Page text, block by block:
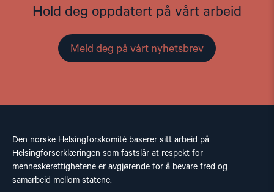
Hold deg oppdatert på vårt arbeid
Meld deg på vårt nyhetsbrev
Den norske Helsingforskomité baserer sitt arbeid på
Helsingforserklæringen som fastslår at respekt for
menneskerettighetene er avgjørende for å bevare fred og
samarbeid mellom statene.